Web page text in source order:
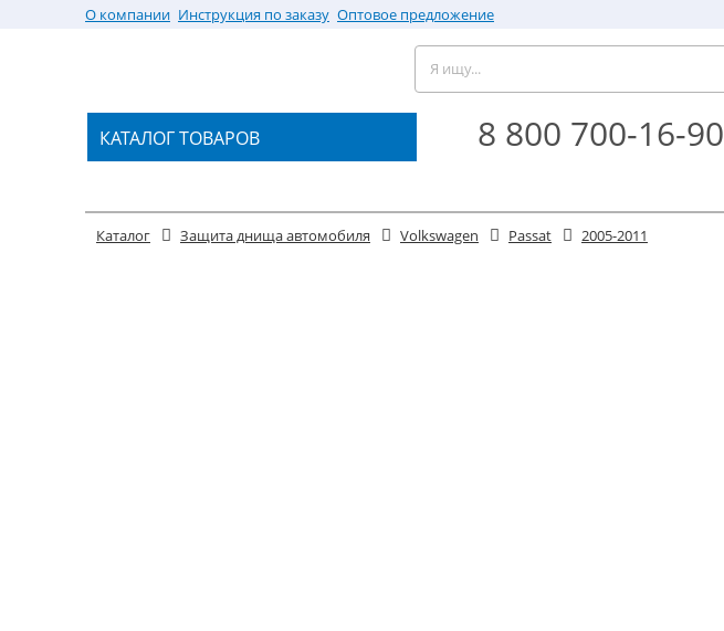
О компании Инструкция по заказу Оптовое предложение
КАТАЛОГ ТОВАРОВ 8 800 700-16-90
Каталог Защита днища автомобиля Volkswagen Passat 2005-2011